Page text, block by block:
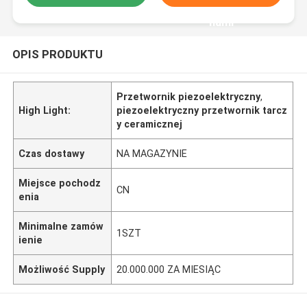
nami
OPIS PRODUKTU
High Light:
Przetwornik piezoelektryczny,
piezoelektryczny przetwornik tarcz
y ceramicznej
Czas dostawy NA MAGAZYNIE
Miejsce pochodz
enia
CN
Minimalne zamów
ienie
1SZT
Możliwość Supply 20.000.000 ZA MIESIĄC